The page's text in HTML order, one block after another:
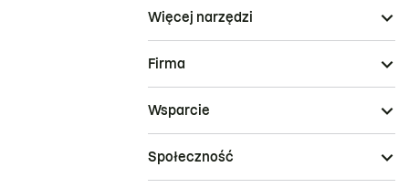
Więcej narzędzi
Firma
Wsparcie
Społeczność